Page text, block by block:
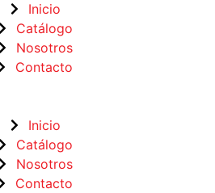
Inicio
Catálogo
Nosotros
Contacto
Inicio
Catálogo
Nosotros
Contacto